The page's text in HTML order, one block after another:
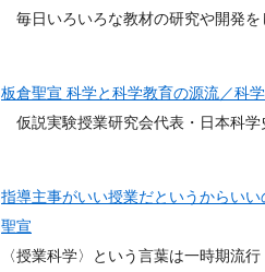
毎日いろいろな教材の研究や開発
板倉聖宣 科学と科学教育の源流／科
仮説実験授業研究会代表・日本科
指導主事がいい授業だというからい
聖宣
〈授業科学〉という言葉は一時期流